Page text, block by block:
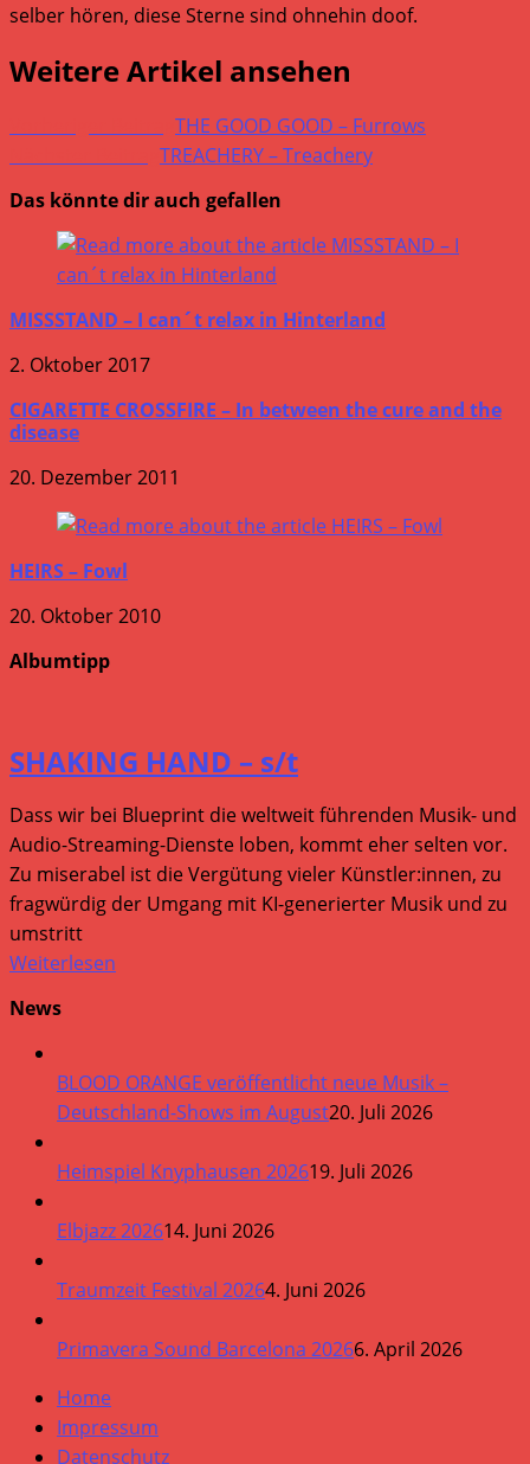
selber hören, diese Sterne sind ohnehin doof.
Weitere Artikel ansehen
THE GOOD GOOD – Furrows
TREACHERY – Treachery
Das könnte dir auch gefallen
MISSSTAND – I can´t relax in Hinterland
2. Oktober 2017
CIGARETTE CROSSFIRE – In between the cure and the
disease
20. Dezember 2011
HEIRS – Fowl
20. Oktober 2010
Albumtipp
SHAKING HAND – s/t
Dass wir bei Blueprint die weltweit führenden Musik- und
Audio-Streaming-Dienste loben, kommt eher selten vor.
Zu miserabel ist die Vergütung vieler Künstler:innen, zu
fragwürdig der Umgang mit KI-generierter Musik und zu
umstritt
Weiterlesen
News
BLOOD ORANGE veröffentlicht neue Musik –
Deutschland-Shows im August20. Juli 2026
Heimspiel Knyphausen 202619. Juli 2026
Elbjazz 202614. Juni 2026
Traumzeit Festival 20264. Juni 2026
Primavera Sound Barcelona 20266. April 2026
Home
Impressum
Datenschutz